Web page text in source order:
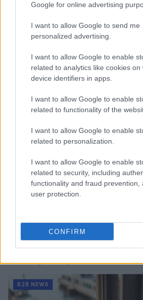
Google for online advertising
I want to allow Google to send me
personalized advertising.
I want to allow Google to enable
related to analytics like cookies on
device identifiers in apps.
I want to allow Google to enable
related to functionality of the
I want to allow Google to enable
related to personalization.
I want to allow Google to enable
related to security, including
functionality and fraud prevention,
user protection.
CONFIRM
Ripensare le tecnologie
donatori
Martina Marchesi · 10 Lug 2026
B2B NEWS
Acquisizione Fincantieri-WSense:
e rimettono capitale
Linda Pellegrini · 7 Lug 2026
B2B NEWS